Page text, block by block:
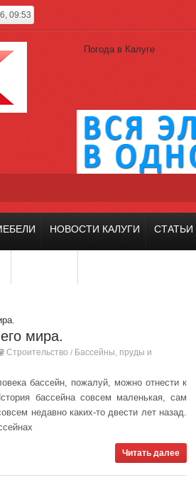
09:53
Погода в Калуге
проект на фестивале «Зодчество-2019»
НОВОСТИ КАЛУГИ
мира.
Строительство / Бассейны, пруды и
бассейн, пожалуй, можно отнести к
бассейна совсем маленькая, сам
недавно каких-то двести лет назад.
Читать далее